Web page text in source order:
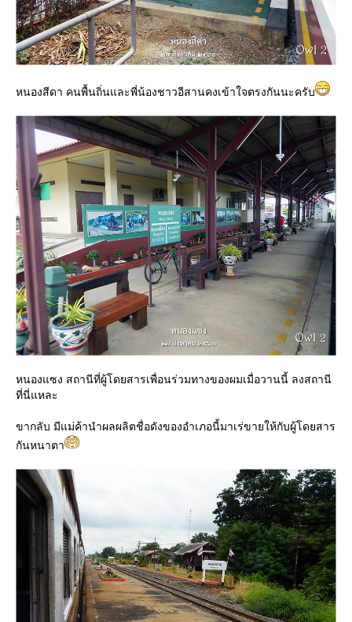
หนองสีดา คนพื้นถิ่นและพี่น้องชาวอีสานคงเข้าใจตรงกันนะครับ
หนองแซง สถานีที่ผู้โดยสารเพื่อนร่วมทางของผมเมื่อวานนี้ ลงสถานี
ที่นี่แหละ
ขากลับ มีแม่ค้านำผลผลิตชื่อดังของอำเภอนี้มาเร่ขายให้กับผู้โดยสาร
กันหนาตา